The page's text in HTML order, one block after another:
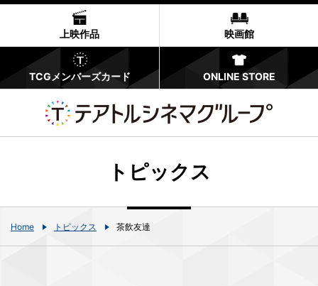
上映作品 映画館
TCGメンバーズカード ONLINE STORE
トピックス
Home トピックス 茶飲友達